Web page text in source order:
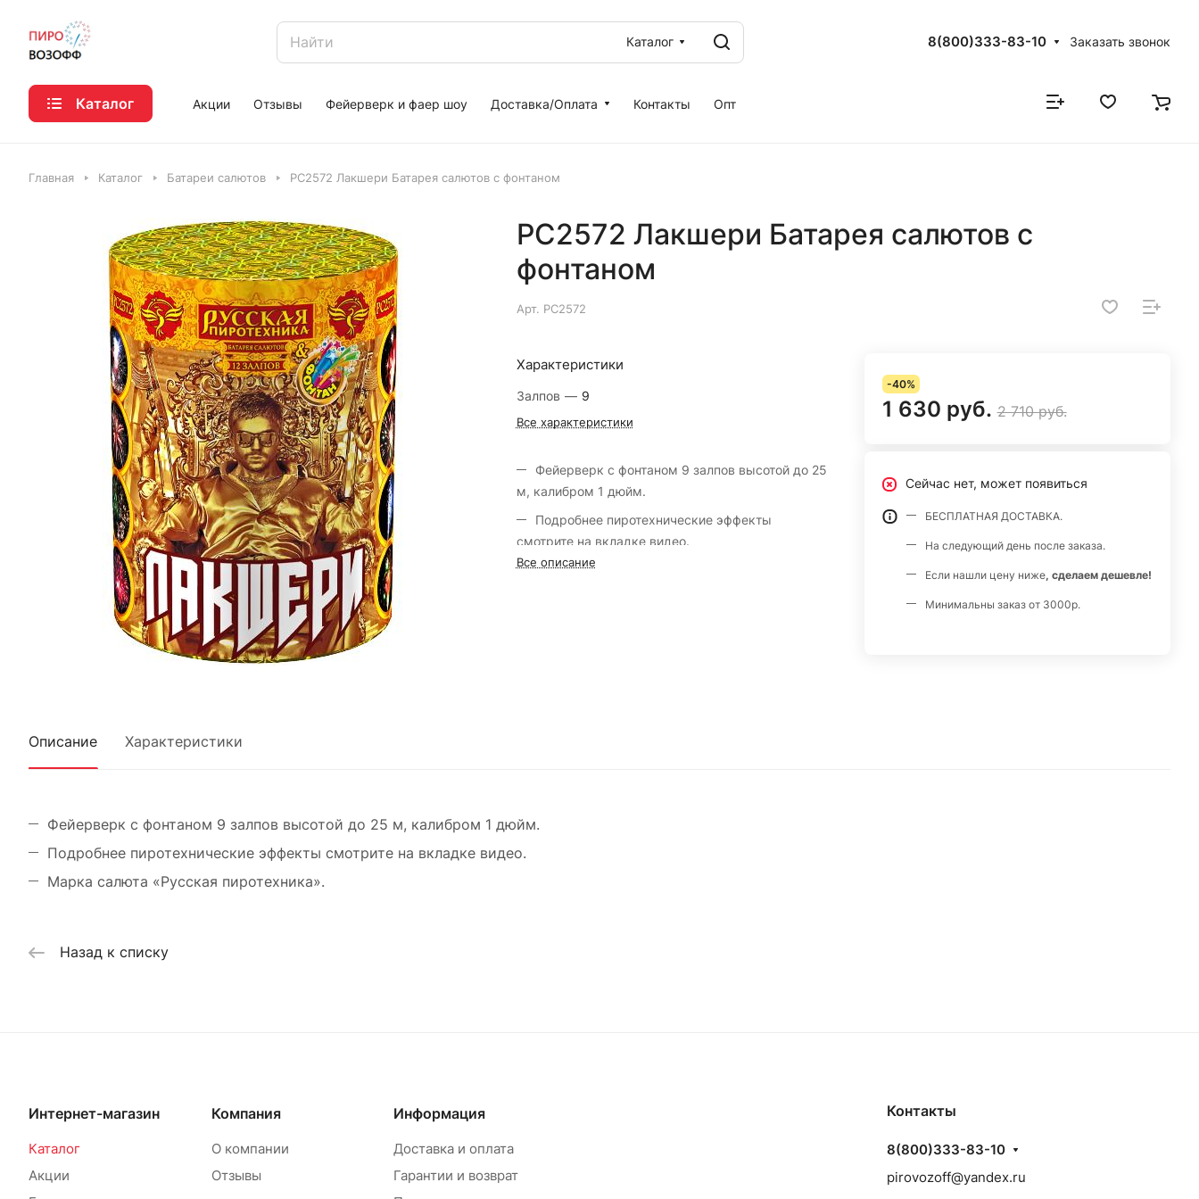
Каталог 8(800)333-83-10 Заказать звонок
Каталог Акции Отзывы Фейерверк и фаер шоу Доставка/Оплата Контакты Опт
Главная Каталог Батареи салютов РС2572 Лакшери Батарея салютов с фонтаном
РС2572 Лакшери Батарея салютов с
фонтаном
Арт. РС2572
Характеристики
Залпов — 9
Все характеристики
Фейерверк с фонтаном 9 залпов высотой до 25
м, калибром 1 дюйм.
Подробнее пиротехнические эффекты
смотрите на вкладке видео.
Марка салюта «Русская пиротехника».
Все описание
-40%
1 630 руб. 2 710 руб.
Сейчас нет, может появиться
БЕСПЛАТНАЯ ДОСТАВКА.
На следующий день после заказа.
Если нашли цену ниже, сделаем дешевле!
Минимальны заказ от 3000р.
Описание Характеристики
Фейерверк с фонтаном 9 залпов высотой до 25 м, калибром 1 дюйм.
Подробнее пиротехнические эффекты смотрите на вкладке видео.
Марка салюта «Русская пиротехника».
Назад к списку
Интернет-магазин
Каталог
Акции
Компания
О компании
Отзывы
Информация
Доставка и оплата
Гарантии и возврат
Контакты
8(800)333-83-10
pirovozoff@yandex.ru